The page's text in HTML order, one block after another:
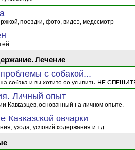
поездки, фото, видео, медосмотр
Лечение
с собакой...
собака и вы хотите ее усыпить. НЕ
Личный опыт
Кавказцев, основанный на личном опыте.
Кавказской овчарки
ухода, условий содержания и т.д